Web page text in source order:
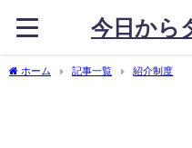
今日から
ホーム 記事一覧 紹介制度